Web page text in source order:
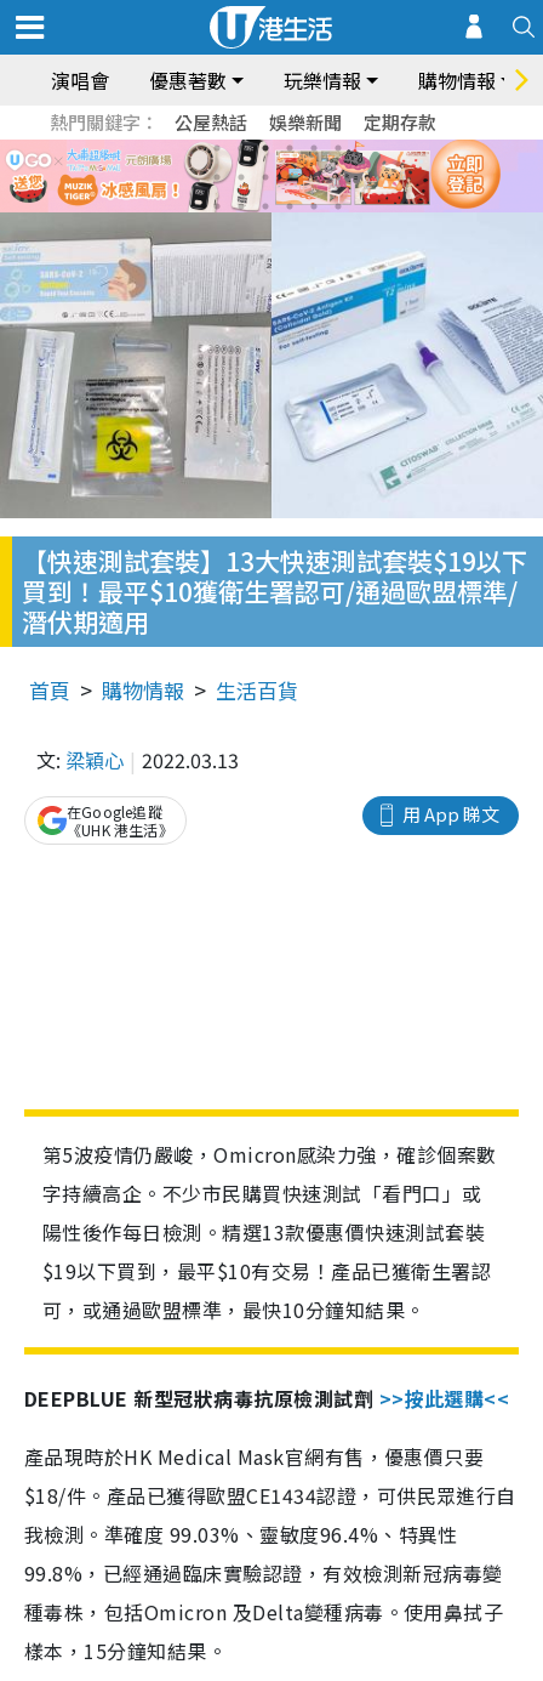
演唱會 優惠著數 玩樂情報 購物情報
熱門關鍵字： 公屋熱話 娛樂新聞 定期存款
【快速測試套裝】13大快速測試套裝$19以下
買到！最平$10獲衛生署認可/通過歐盟標準/
潛伏期適用
首頁 購物情報 生活百貨
文: 梁穎心 2022.03.13
用 App 睇文
在Google追蹤
《UHK 港生活》
第5波疫情仍嚴峻，Omicron感染力強，確診個案數
字持續高企。不少市民購買快速測試「看門口」或
陽性後作每日檢測。精選13款優惠價快速測試套裝
$19以下買到，最平$10有交易！產品已獲衛生署認
可，或通過歐盟標準，最快10分鐘知結果。
DEEPBLUE 新型冠狀病毒抗原檢測試劑 >>按此選購<<
產品現時於HK Medical Mask官網有售，優惠價只要
$18/件。產品已獲得歐盟CE1434認證，可供民眾進行自
我檢測。準確度 99.03%、靈敏度96.4%、特異性
99.8%，已經通過臨床實驗認證，有效檢測新冠病毒變
種毒株，包括Omicron 及Delta變種病毒。使用鼻拭子
樣本，15分鐘知結果。